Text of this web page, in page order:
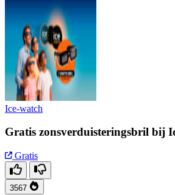
Ice-watch
Gratis zonsverduisteringsbril bij
Gratis
3567